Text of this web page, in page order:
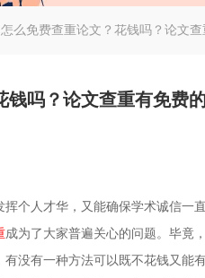
怎么免费查重论文？花钱吗？论文
钱吗？论文查重有免费
个人才华，又能确保学术诚信
成为了大家普遍关心的问题。毕竟
没有一种方法可以既不花钱又